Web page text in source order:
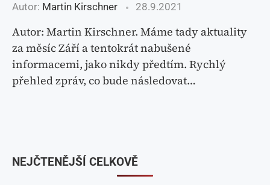
Autor: Martin Kirschner 28.9.2021
Autor: Martin Kirschner. Máme tady aktuality
za měsíc Září a tentokrát nabušené
informacemi, jako nikdy předtím. Rychlý
přehled zpráv, co bude následovat…
NEJČTENĚJŠÍ CELKOVĚ